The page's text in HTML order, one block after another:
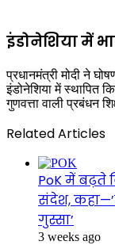
इंडोनेशिया में
प्रधानमंत्री मोदी ने
इंडोनेशिया में स्थापित
गुणवत्ता वाली प्रबंधन
Related Articles
PoK में बढ़ते
संदेश,
गुस्सा’
3 weeks ago